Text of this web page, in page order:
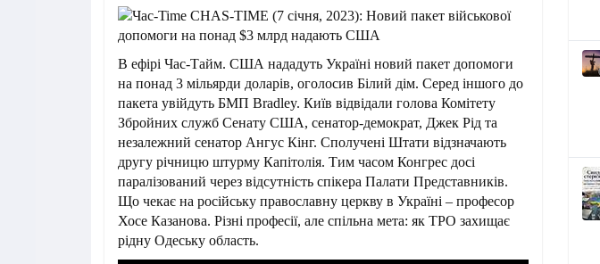
В ефірі Час-Тайм. США нададуть Україні новий пакет допомоги
на понад 3 мільярди доларів, оголосив Білий дім. Серед іншого до
пакета увійдуть БМП Bradley. Київ відвідали голова Комітету
Збройних служб Сенату США, сенатор-демократ, Джек Рід та
незалежний сенатор Ангус Кінг. Сполучені Штати відзначають
другу річницю штурму Капітолія. Тим часом Конгрес досі
паралізований через відсутність спікера Палати Представників.
Що чекає на російську православну церкву в Україні – професор
Хосе Казанова. Різні професії, але спільна мета: як ТРО захищає
рідну Одеську область.